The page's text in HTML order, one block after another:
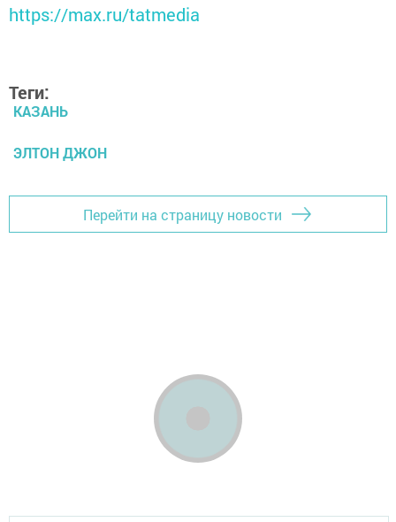
https://max.ru/tatmedia
Теги:
КАЗАНЬ
ЭЛТОН ДЖОН
Перейти на страницу новости